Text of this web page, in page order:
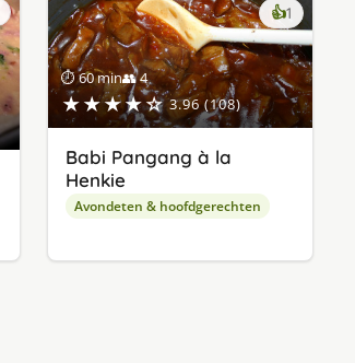
⏱ 60 min👥 4
★★★★☆ 3.96 (108)
👍1keer
lekker
gevonden
Babi Pangang à la
Henkie
Avondeten & hoofdgerechten